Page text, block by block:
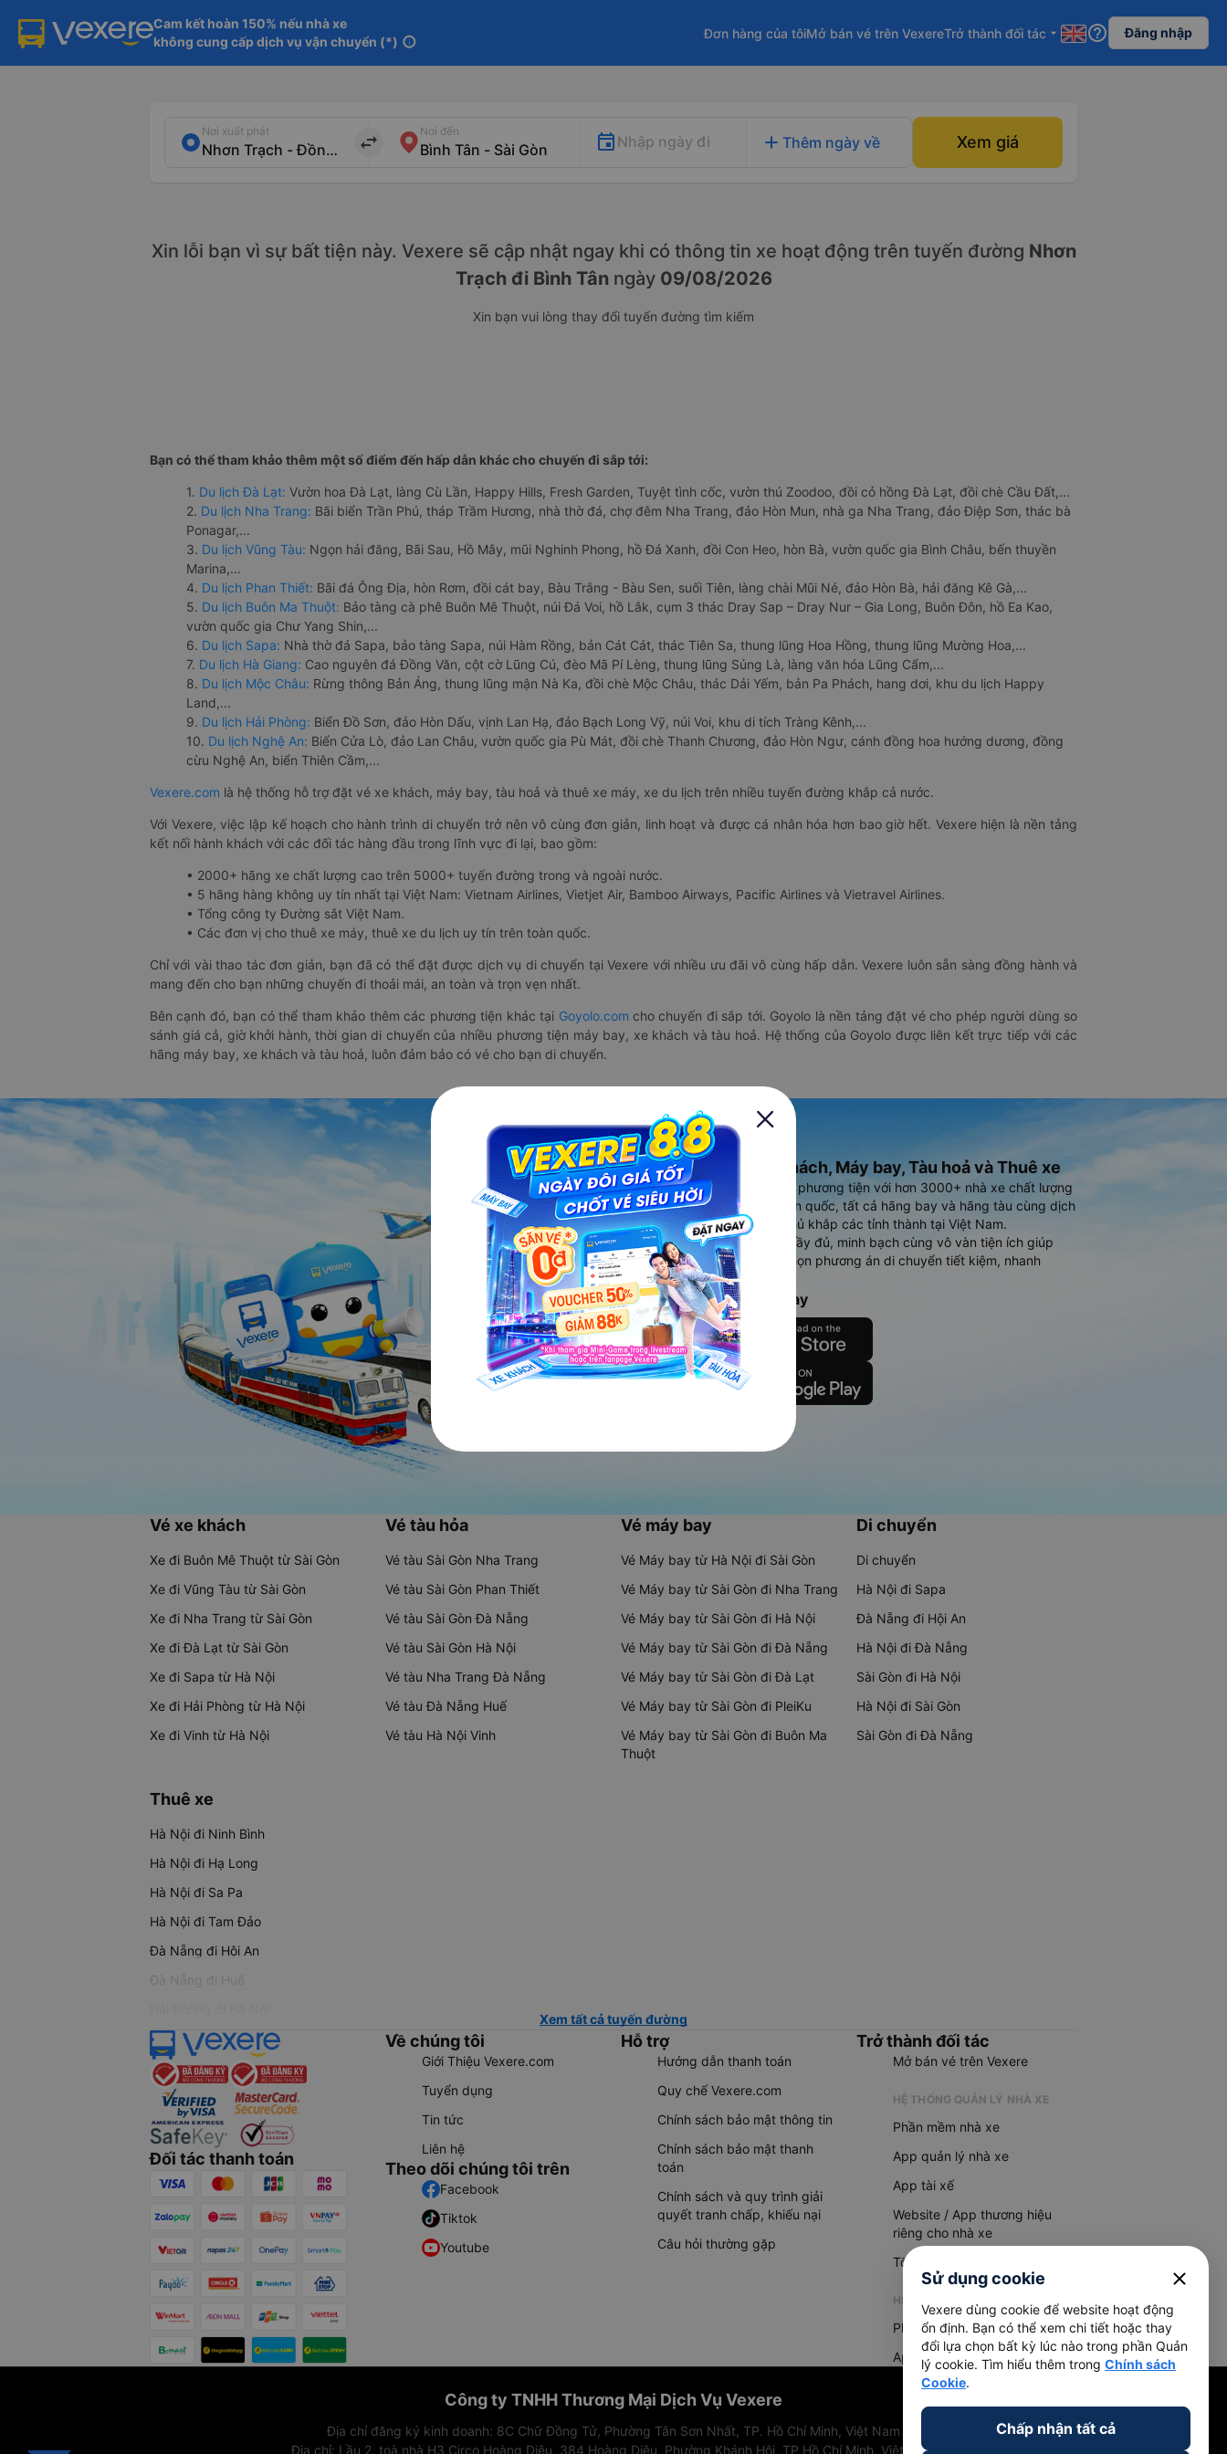
Cam kết hoàn 150% nếu nhà xe
không cung cấp dịch vụ vận chuyển (*) info
Đơn hàng của tôiMở bán vé trên VexereTrở thành đối tác arrow_drop_down help_outline Đăng nhập
Nơi xuất phát
import_export
Nơi đến
Nhập ngày đi add Thêm ngày về Xem giá
Xin lỗi bạn vì sự bất tiện này. Vexere sẽ cập nhật ngay khi có thông tin xe hoạt động trên tuyến đường Nhơn
Trạch đi Bình Tân ngày 09/08/2026
Xin bạn vui lòng thay đổi tuyến đường tìm kiếm
Bạn có thể tham khảo thêm một số điểm đến hấp dẫn khác cho chuyến đi sắp tới:
1. Du lịch Đà Lạt: Vườn hoa Đà Lạt, làng Cù Lần, Happy Hills, Fresh Garden, Tuyệt tình cốc, vườn thú Zoodoo, đồi cỏ hồng Đà Lạt, đồi chè Cầu Đất,...
2. Du lịch Nha Trang: Bãi biển Trần Phú, tháp Trầm Hương, nhà thờ đá, chợ đêm Nha Trang, đảo Hòn Mun, nhà ga Nha Trang, đảo Điệp Sơn, thác bà
Ponagar,...
3. Du lịch Vũng Tàu: Ngọn hải đăng, Bãi Sau, Hồ Mây, mũi Nghinh Phong, hồ Đá Xanh, đồi Con Heo, hòn Bà, vườn quốc gia Bình Châu, bến thuyền
Marina,...
4. Du lịch Phan Thiết: Bãi đá Ông Địa, hòn Rơm, đồi cát bay, Bàu Trắng - Bàu Sen, suối Tiên, làng chài Mũi Né, đảo Hòn Bà, hải đăng Kê Gà,...
5. Du lịch Buôn Ma Thuột: Bảo tàng cà phê Buôn Mê Thuột, núi Đá Voi, hồ Lắk, cụm 3 thác Dray Sap – Dray Nur – Gia Long, Buôn Đôn, hồ Ea Kao,
vườn quốc gia Chư Yang Shin,...
6. Du lịch Sapa: Nhà thờ đá Sapa, bảo tàng Sapa, núi Hàm Rồng, bản Cát Cát, thác Tiên Sa, thung lũng Hoa Hồng, thung lũng Mường Hoa,...
7. Du lịch Hà Giang: Cao nguyên đá Đồng Văn, cột cờ Lũng Cú, đèo Mã Pí Lèng, thung lũng Sủng Là, làng văn hóa Lũng Cẩm,...
8. Du lịch Mộc Châu: Rừng thông Bản Áng, thung lũng mận Nà Ka, đồi chè Mộc Châu, thác Dải Yếm, bản Pa Phách, hang dơi, khu du lịch Happy
Land,...
9. Du lịch Hải Phòng: Biển Đồ Sơn, đảo Hòn Dấu, vịnh Lan Hạ, đảo Bạch Long Vỹ, núi Voi, khu di tích Tràng Kênh,...
10. Du lịch Nghệ An: Biển Cửa Lò, đảo Lan Châu, vườn quốc gia Pù Mát, đồi chè Thanh Chương, đảo Hòn Ngư, cánh đồng hoa hướng dương, đồng
cừu Nghệ An, biển Thiên Cầm,...
Vexere.com là hệ thống hỗ trợ đặt vé xe khách, máy bay, tàu hoả và thuê xe máy, xe du lịch trên nhiều tuyến đường khắp cả nước.
Với Vexere, việc lập kế hoạch cho hành trình di chuyển trở nên vô cùng đơn giản, linh hoạt và được cá nhân hóa hơn bao giờ hết. Vexere hiện là nền tảng
kết nối hành khách với các đối tác hàng đầu trong lĩnh vực đi lại, bao gồm:
• 2000+ hãng xe chất lượng cao trên 5000+ tuyến đường trong và ngoài nước.
• 5 hãng hàng không uy tín nhất tại Việt Nam: Vietnam Airlines, Vietjet Air, Bamboo Airways, Pacific Airlines và Vietravel Airlines.
• Tổng công ty Đường sắt Việt Nam.
• Các đơn vị cho thuê xe máy, thuê xe du lịch uy tín trên toàn quốc.
Chỉ với vài thao tác đơn giản, bạn đã có thể đặt được dịch vụ di chuyển tại Vexere với nhiều ưu đãi vô cùng hấp dẫn. Vexere luôn sẵn sàng đồng hành và
mang đến cho bạn những chuyến đi thoải mái, an toàn và trọn vẹn nhất.
Bên cạnh đó, bạn có thể tham khảo thêm các phương tiện khác tại Goyolo.com cho chuyến đi sắp tới. Goyolo là nền tảng đặt vé cho phép người dùng so
sánh giá cả, giờ khởi hành, thời gian di chuyển của nhiều phương tiện máy bay, xe khách và tàu hoả. Hệ thống của Goyolo được liên kết trực tiếp với các
hãng máy bay, xe khách và tàu hoả, luôn đảm bảo có vé cho bạn di chuyển.
Ứng dụng đặt vé Xe khách, Máy bay, Tàu hoả và Thuê xe
Vexere - ứng dụng đặt vé đa phương tiện với hơn 3000+ nhà xe chất lượng
cao, 5000+ tuyến đường toàn quốc, tất cả hãng bay và hãng tàu cùng dịch
vụ thuê xe máy, xe du lịch phủ khắp các tỉnh thành tại Việt Nam.
Ứng dụng hiển thị thông tin đầy đủ, minh bạch cùng vô vàn tiện ích giúp
người dùng so sánh và lựa chọn phương án di chuyển tiết kiệm, nhanh
chóng và phù hợp nhất.
Tải ứng dụng Vexere ngay
Vé xe khách
Xe đi Buôn Mê Thuột từ Sài Gòn
Xe đi Vũng Tàu từ Sài Gòn
Xe đi Nha Trang từ Sài Gòn
Xe đi Đà Lạt từ Sài Gòn
Xe đi Sapa từ Hà Nội
Xe đi Hải Phòng từ Hà Nội
Xe đi Vinh từ Hà Nội
Vé tàu hỏa
Vé tàu Sài Gòn Nha Trang
Vé tàu Sài Gòn Phan Thiết
Vé tàu Sài Gòn Đà Nẵng
Vé tàu Sài Gòn Hà Nội
Vé tàu Nha Trang Đà Nẵng
Vé tàu Đà Nẵng Huế
Vé tàu Hà Nội Vinh
Vé máy bay
Vé Máy bay từ Hà Nội đi Sài Gòn
Vé Máy bay từ Sài Gòn đi Nha Trang
Vé Máy bay từ Sài Gòn đi Hà Nội
Vé Máy bay từ Sài Gòn đi Đà Nẵng
Vé Máy bay từ Sài Gòn đi Đà Lạt
Vé Máy bay từ Sài Gòn đi PleiKu
Vé Máy bay từ Sài Gòn đi Buôn Ma
Thuột
Di chuyển
Di chuyển
Hà Nội đi Sapa
Đà Nẵng đi Hội An
Hà Nội đi Đà Nẵng
Sài Gòn đi Hà Nội
Hà Nội đi Sài Gòn
Sài Gòn đi Đà Nẵng
Thuê xe
Hà Nội đi Ninh Bình
Hà Nội đi Hạ Long
Hà Nội đi Sa Pa
Hà Nội đi Tam Đảo
Đà Nẵng đi Hội An
Đà Nẵng đi Huế
Xem tất cả tuyến đường
Đối tác thanh toán
Về chúng tôi
Giới Thiệu Vexere.com
Tuyển dụng
Tin tức
Liên hệ
Theo dõi chúng tôi trên
Facebook
Tiktok
Youtube
Hỗ trợ
Hướng dẫn thanh toán
Quy chế Vexere.com
Chính sách bảo mật thông tin
Chính sách bảo mật thanh
toán
Chính sách và quy trình giải
quyết tranh chấp, khiếu nại
Câu hỏi thường gặp
Trở thành đối tác
Mở bán vé trên Vexere
HỆ THỐNG QUẢN LÝ NHÀ XE
Phần mềm nhà xe
App quản lý nhà xe
App tài xế
Website / App thương hiệu
riêng cho nhà xe
Tổng đài AI
HỆ THỐNG QUẢN LÝ HÀNG HOÁ
Phần mềm quản lý hàng hoá
App quản lý hàng hoá
Công ty TNHH Thương Mại Dịch Vụ Vexere
Địa chỉ đăng ký kinh doanh: 8C Chữ Đồng Tử, Phường Tân Sơn Nhất, TP. Hồ Chí Minh, Việt Nam
Địa chỉ: Lầu 2, toà nhà H3 Circo Hoàng Diệu, 384 Hoàng Diệu, Phường Khánh Hội, TP Hồ Chí Minh, Việt Nam
Sử dụng cookie close
Vexere dùng cookie để website hoạt động
ổn định. Bạn có thể xem chi tiết hoặc thay
đổi lựa chọn bất kỳ lúc nào trong phần Quản
lý cookie. Tìm hiểu thêm trong Chính sách
Cookie.
Chấp nhận tất cả